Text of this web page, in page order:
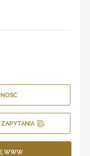
ZAPYTANIA
WWW